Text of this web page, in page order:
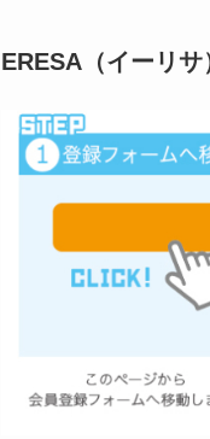
ERESA（イーリサ